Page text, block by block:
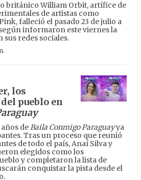
británico William Orbit, artífice de
de artistas como
falleció el pasado 23 de julio a
informaron este viernes la
sus redes sociales.
los
pueblo en
deBaila Conmigo Paraguayya
Tras un proceso que reunió
de todo el país, Anaí Silva y
elegidos como los
y completaron la lista de
conquistar la pista desde el